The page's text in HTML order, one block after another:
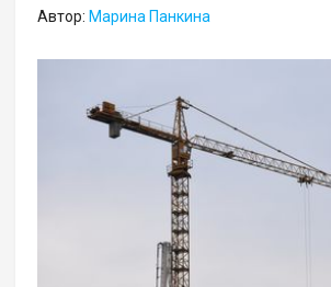
Автор: Марина Панкина